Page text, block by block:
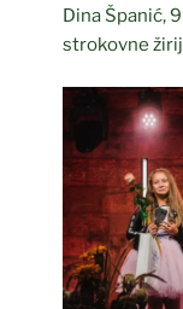
Dina Španić,
strokovne